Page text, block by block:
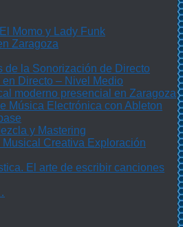
Momo y Lady Funk
Zaragoza
de la Sonorización de Directo
Directo – Nivel Medio
moderno presencial en Zaragoza
Música Electrónica con Ableton
y Mastering
Creativa Exploración
El arte de escribir canciones